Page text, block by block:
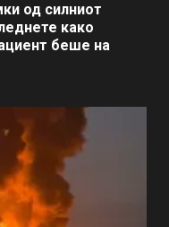
од силниот
како
беше на